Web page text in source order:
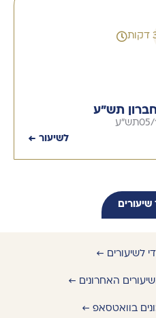
תש"ע
05/תש"ע
לשיעור ←
שיעורים
לשיעורים ←
האחרונים ←
בוואטסאפ ←